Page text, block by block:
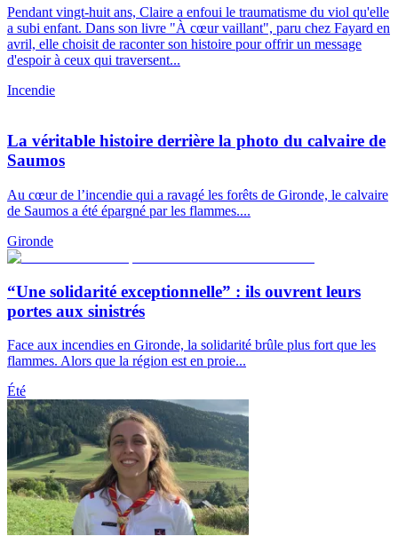
Pendant vingt-huit ans, Claire a enfoui le traumatisme du viol qu'elle
a subi enfant. Dans son livre "À cœur vaillant", paru chez Fayard en
avril, elle choisit de raconter son histoire pour offrir un message
d'espoir à ceux qui traversent...
Incendie
La véritable histoire derrière la photo du calvaire de
Saumos
Au cœur de l’incendie qui a ravagé les forêts de Gironde, le calvaire
de Saumos a été épargné par les flammes....
Gironde
“Une solidarité exceptionnelle” : ils ouvrent leurs
portes aux sinistrés
Face aux incendies en Gironde, la solidarité brûle plus fort que les
flammes. Alors que la région est en proie...
Été